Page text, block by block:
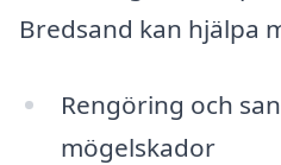
Bredsand kan hjälpa
Rengöring och
mögelskador